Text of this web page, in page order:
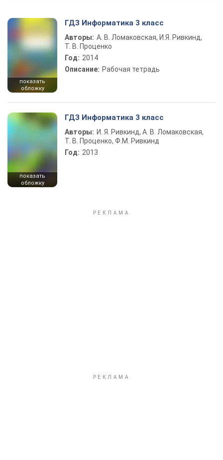
показать
обложку
ГДЗ Информатика 3 класс
Авторы: А. В. Ломаковская, И.Я. Ривкинд,
Т. В. Проценко
Год: 2014
Описание: Рабочая тетрадь
показать
обложку
ГДЗ Информатика 3 класс
Авторы: И. Я. Ривкинд, А. В. Ломаковская,
Т. В. Проценко, Ф.М. Ривкинд
Год: 2013